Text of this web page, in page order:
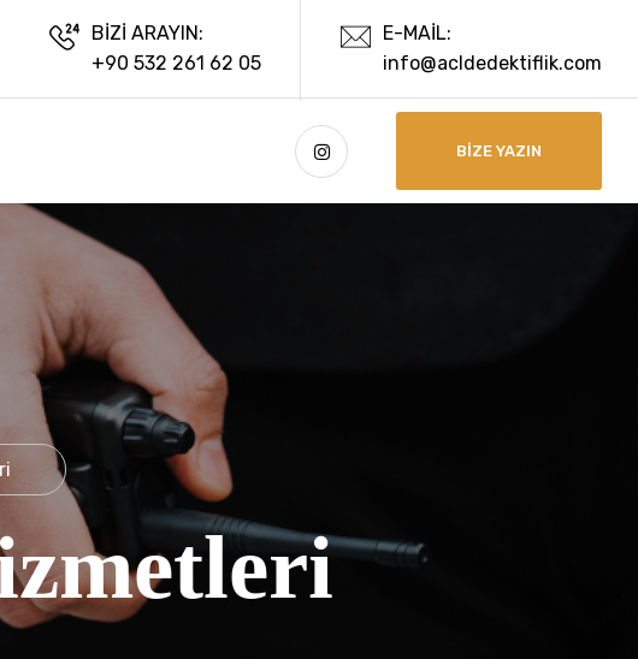
BIZI ARAYIN:
+90 532 261 62 05
E-MAIL:
info@acldedektiflik.com
BIZE YAZIN